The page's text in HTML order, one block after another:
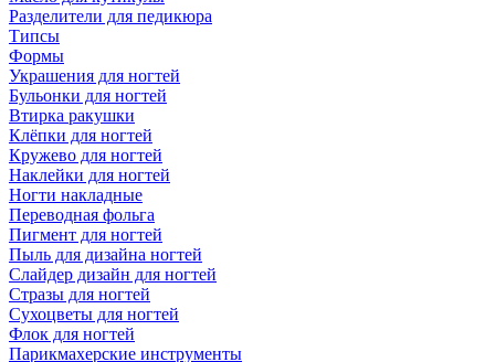
Разделители для педикюра
Типсы
Формы
Украшения для ногтей
Бульонки для ногтей
Втирка ракушки
Клёпки для ногтей
Кружево для ногтей
Наклейки для ногтей
Ногти накладные
Переводная фольга
Пигмент для ногтей
Пыль для дизайна ногтей
Слайдер дизайн для ногтей
Стразы для ногтей
Сухоцветы для ногтей
Флок для ногтей
Парикмахерские инструменты